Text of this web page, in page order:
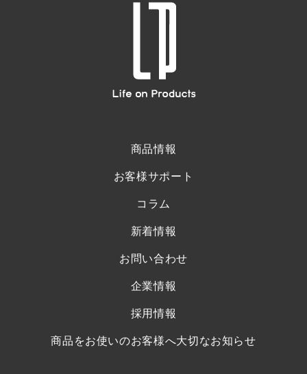
商品情報
お客様サポート
コラム
新着情報
お問い合わせ
企業情報
採用情報
商品をお使いのお客様へ大切なお知らせ